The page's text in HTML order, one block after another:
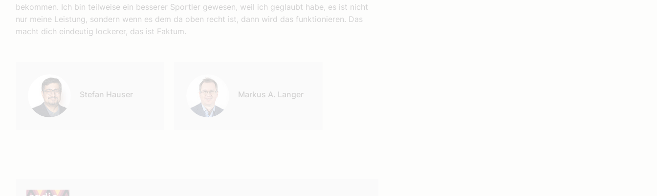
bekommen. Ich bin teilweise ein besserer Sportler gewesen, weil ich geglaubt habe, es ist nicht
nur meine Leistung, sondern wenn es dem da oben recht ist, dann wird das funktionieren. Das
macht dich eindeutig lockerer, das ist Faktum.
Stefan Hauser Markus A. Langer